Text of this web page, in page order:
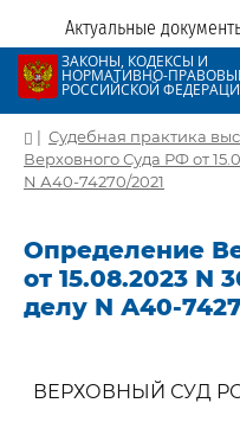
Актуальные
ЗАКОНЫ, КОДЕКСЫ И
НОРМАТИВНО-
РОССИЙСКОЙ
| Судебная практика
Верховного Суда РФ от
N А40-74270/2021
Определение
от 15.08.2023 N
делу N А40-
ВЕРХОВНЫЙ СУД